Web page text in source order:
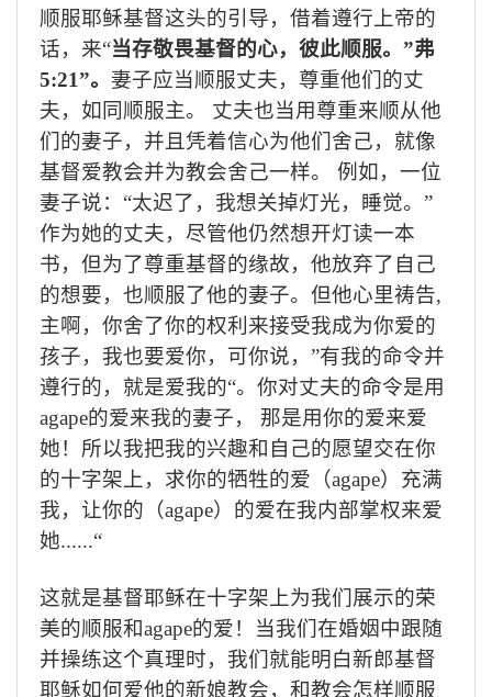
顺服耶稣基督这头的引导，借着遵行上帝的
话，来“当存敬畏基督的心，彼此顺服。”弗
5:21”。 妻子应当顺服丈夫，尊重他们的丈
夫，如同顺服主。 丈夫也当用尊重来顺从他
们的妻子，并且凭着信心为他们舍己，就像
基督爱教会并为教会舍己一样。 例如，一位
妻子说：“太迟了，我想关掉灯光，睡觉。”
作为她的丈夫，尽管他仍然想开灯读一本
书，但为了尊重基督的缘故，他放弃了自己
的想要，也顺服了他的妻子。但他心里祷告,
主啊，你舍了你的权利来接受我成为你爱的
孩子，我也要爱你，可你说，”有我的命令并
遵行的，就是爱我的“。你对丈夫的命令是用
agape的爱来我的妻子， 那是用你的爱来爱
她！所以我把我的兴趣和自己的愿望交在你
的十字架上，求你的牺牲的爱（agape）充满
我，让你的（agape）的爱在我内部掌权来爱
她......“
这就是基督耶稣在十字架上为我们展示的荣
美的顺服和agape的爱！当我们在婚姻中跟随
并操练这个真理时，我们就能明白新郎基督
耶稣如何爱他的新娘教会，和教会怎样顺服